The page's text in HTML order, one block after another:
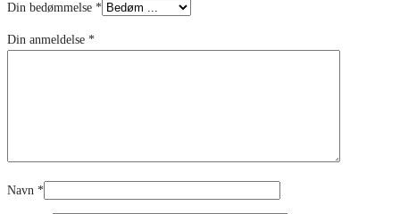
Din bedømmelse *
Din anmeldelse *
Navn *